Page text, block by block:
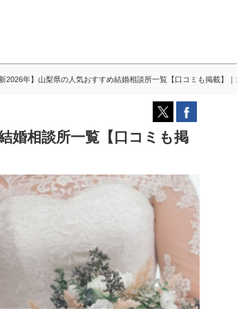
新2026年】山梨県の人気おすすめ結婚相談所一覧【口コミも掲載】
婚相談所一覧【口コミも掲